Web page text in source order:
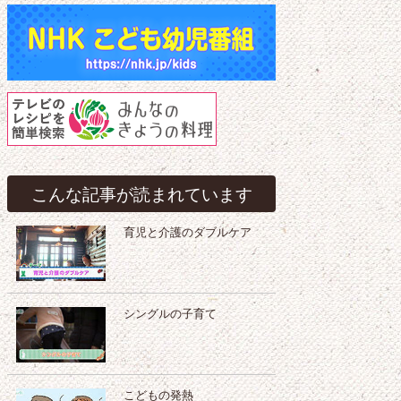
こんな記事が読まれています
育児と介護のダブルケア
シングルの子育て
こどもの発熱